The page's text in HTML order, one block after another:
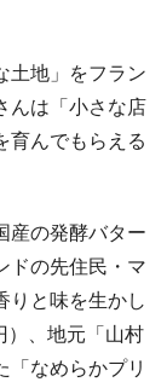
土地」をフラン
んは「小さな店
育んでもらえる
産の発酵バター
ドの先住民・マ
りと味を生かし
）、地元「山村
「なめらかプリ